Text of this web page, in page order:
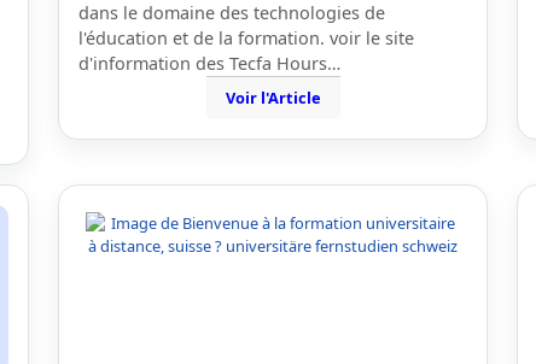
dans le domaine des technologies de
l'éducation et de la formation. voir le site
d'information des Tecfa Hours…
Voir l'Article